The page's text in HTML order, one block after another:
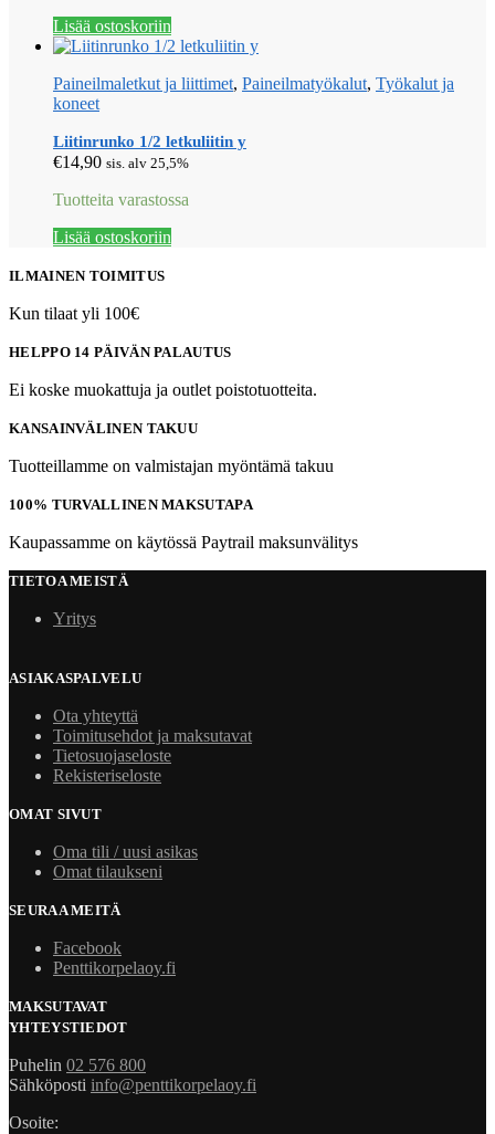
Lisää ostoskoriin
Paineilmaletkut ja liittimet, Paineilmatyökalut, Työkalut ja
koneet
Liitinrunko 1/2 letkuliitin y
€14,90 sis. alv 25,5%
Tuotteita varastossa
Lisää ostoskoriin
ILMAINEN TOIMITUS
Kun tilaat yli 100€
HELPPO 14 PÄIVÄN PALAUTUS
Ei koske muokattuja ja outlet poistotuotteita.
KANSAINVÄLINEN TAKUU
Tuotteillamme on valmistajan myöntämä takuu
100% TURVALLINEN MAKSUTAPA
Kaupassamme on käytössä Paytrail maksunvälitys
TIETOA MEISTÄ
Yritys
ASIAKASPALVELU
Ota yhteyttä
Toimitusehdot ja maksutavat
Tietosuojaseloste
Rekisteriseloste
OMAT SIVUT
Oma tili / uusi asikas
Omat tilaukseni
SEURAA MEITÄ
Facebook
Penttikorpelaoy.fi
MAKSUTAVAT
YHTEYSTIEDOT
Puhelin 02 576 800
Sähköposti info@penttikorpelaoy.fi
Osoite: